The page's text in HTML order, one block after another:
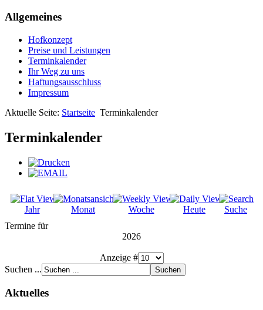
Allgemeines
Hofkonzept
Preise und Leistungen
Terminkalender
Ihr Weg zu uns
Haftungsausschluss
Impressum
Aktuelle Seite: Startseite Terminkalender
Terminkalender
Jahr Monat Woche Heute
Suche
Termine für
2026
Anzeige #
Suchen ...
Aktuelles